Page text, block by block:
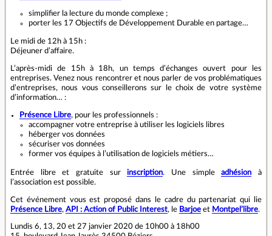
simplifier la lecture du monde complexe ;
porter les 17 Objectifs de Développement Durable en partage…
Le midi de 12h à 15h :
Déjeuner d’affaire.
L’après-midi de 15h à 18h, un temps d’échanges ouvert pour les
entreprises. Venez nous rencontrer et nous parler de vos problématiques
d’entreprises, nous vous conseillerons sur le choix de votre système
d’information… :
Présence Libre, pour les professionnels :
accompagner votre entreprise à utiliser les logiciels libres
héberger vos données
sécuriser vos données
former vos équipes à l’utilisation de logiciels métiers…
Entrée libre et gratuite surinscription. Une simpleadhésion à
l’association est possible.
Cet événement vous est proposé dans le cadre du partenariat qui lie
Présence Libre, API : Action of Public Interest, le Barjoe et Montpel’libre.
Lundis 6, 13, 20 et 27 janvier 2020 de 10h00 à 18h00